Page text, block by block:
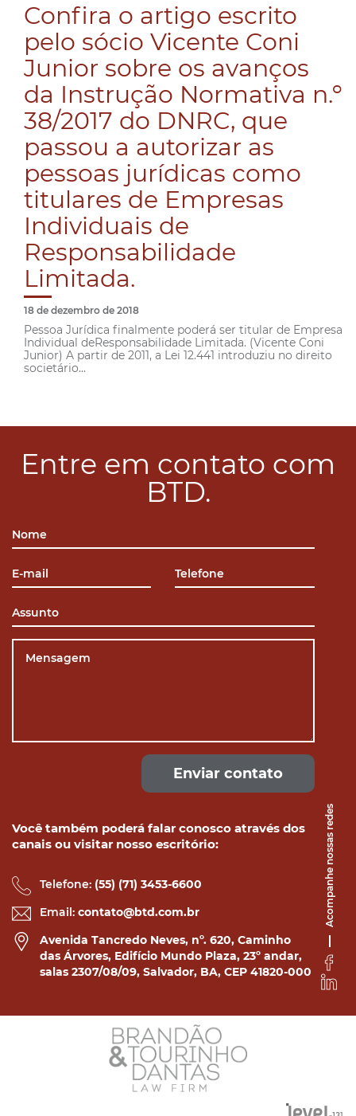
Confira o artigo escrito
pelo sócio Vicente Coni
Junior sobre os avanços
da Instrução Normativa n.º
38/2017 do DNRC, que
passou a autorizar as
pessoas jurídicas como
titulares de Empresas
Individuais de
Responsabilidade
Limitada.
18 de dezembro de 2018
Pessoa Jurídica finalmente poderá ser titular de Empresa
Individual deResponsabilidade Limitada. (Vicente Coni
Junior) A partir de 2011, a Lei 12.441 introduziu no direito
societário...
Entre em contato com
BTD.
Enviar contato
Você também poderá falar conosco através dos
canais ou visitar nosso escritório:
Telefone: (55) (71) 3453-6600
Email: contato@btd.com.br
Avenida Tancredo Neves, nº. 620, Caminho
das Árvores, Edifício Mundo Plaza, 23º andar,
salas 2307/08/09, Salvador, BA, CEP 41820-000
Acompanhe nossas redes